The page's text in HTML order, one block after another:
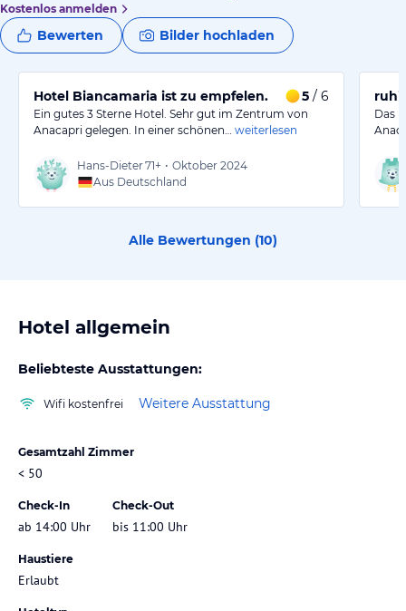
Kostenlos anmelden
Bewerten Bilder hochladen
Hotel Biancamaria ist zu empfelen. 5 / 6
Ein gutes 3 Sterne Hotel. Sehr gut im Zentrum von
Anacapri gelegen. In einer schönen…
weiterlesen
Hans-Dieter71+ • Oktober 2024
Aus Deutschland
Das
Alle Bewertungen (10)
Hotel allgemein
Beliebteste Ausstattungen:
Wifi kostenfrei Weitere Ausstattung
Gesamtzahl Zimmer
< 50
Check-In
ab 14:00 Uhr
Check-Out
bis 11:00 Uhr
Haustiere
Erlaubt